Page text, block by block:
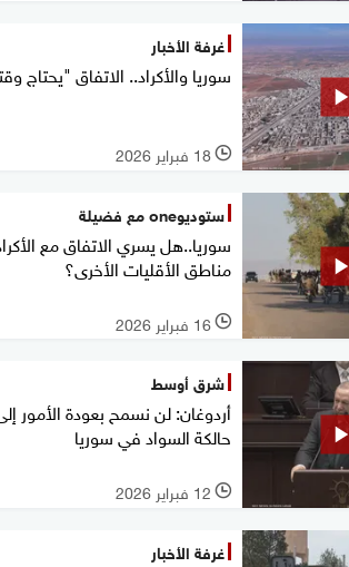
غرفة الأخبار
سوريا والأكراد.. الاتفاق "يحتاج
l 18 فبراير 2026
ستوديوone مع فضيلة
سوريا..هل يسري الاتفاق مع
مناطق الأقليات الأخرى؟
l 16 فبراير 2026
شرق أوسط
أردوغان: لن نسمح بعودة الأمور
حالكة السواد في سوريا
l 12 فبراير 2026
غرفة الأخبار